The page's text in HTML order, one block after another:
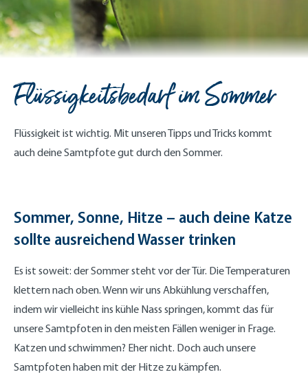
Flüssigkeitsbedarf im Sommer
Flüssigkeit ist wichtig. Mit unseren Tipps und Tricks kommt
auch deine Samtpfote gut durch den Sommer.
Sommer, Sonne, Hitze – auch deine Katze
sollte ausreichend Wasser trinken
Es ist soweit: der Sommer steht vor der Tür. Die Temperaturen
klettern nach oben. Wenn wir uns Abkühlung verschaffen,
indem wir vielleicht ins kühle Nass springen, kommt das für
unsere Samtpfoten in den meisten Fällen weniger in Frage.
Katzen und schwimmen? Eher nicht. Doch auch unsere
Samtpfoten haben mit der Hitze zu kämpfen.